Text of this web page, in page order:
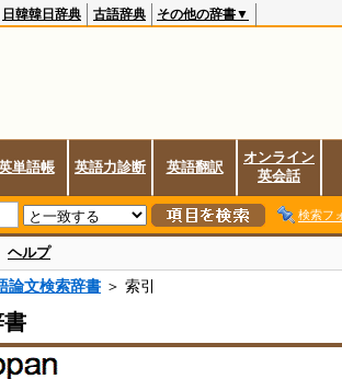
日韓韓日辞典 古語辞典 その他の辞書▼
単語帳 英語力診断 英語翻訳
オンライン
英会話
検索フ
ヘルプ
論文検索辞書 ＞ 索引
書